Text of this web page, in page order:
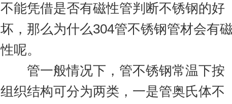
不能凭借是否有磁性管判断不锈钢的好
坏，那么为什么304管不锈钢管材会有
性呢。
管一般情况下，管不锈钢常温下按
组织结构可分为两类，一是管奥氏体不